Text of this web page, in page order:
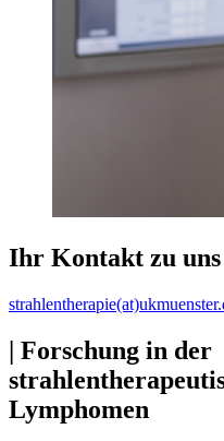
Ihr Kontakt zu uns
| Forschung in der
Lymphomen